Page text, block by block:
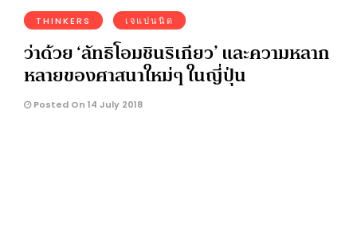
THINKERS เจแปนนิด
ว่าด้วย ‘ลัทธิโอมชินริเกียว’ และความหลาก
หลายของศาสนาใหม่ๆ ในญี่ปุ่น
Posted On 14 July 2018